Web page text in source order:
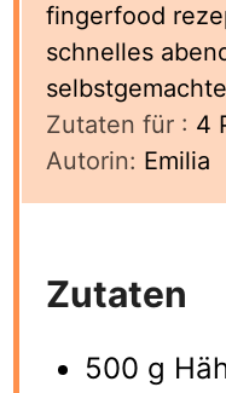
fingerfood
schnelles
Zutaten für : 4
Autorin: Emilia
Zutaten
500 g